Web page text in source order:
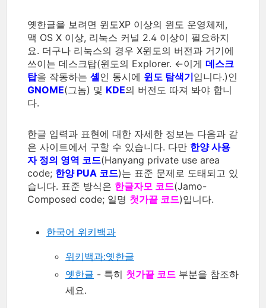
옛한글을 보려면 윈도XP 이상의 윈도 운영체제,
맥 OS X 이상, 리눅스 커널 2.4 이상이 필요하지
요. 더구나 리눅스의 경우 X윈도의 버전과 거기에
쓰이는 데스크탑(윈도의 Explorer. ←이게 데스크
탑을 작동하는 셸인 동시에 윈도 탐색기입니다.)인
GNOME(그놈) 및 KDE의 버전도 따져 봐야 합니
다.
한글 입력과 표현에 대한 자세한 정보는 다음과 같
은 사이트에서 구할 수 있습니다. 다만 한양 사용
자 정의 영역 코드(Hanyang private use area
code; 한양 PUA 코드)는 표준 문제로 도태되고 있
습니다. 표준 방식은 한글자모 코드(Jamo-
Composed code; 일명 첫가끝 코드)입니다.
한국어 위키백과
위키백과:옛한글
옛한글 - 특히 첫가끝 코드 부분을 참조하
세요.